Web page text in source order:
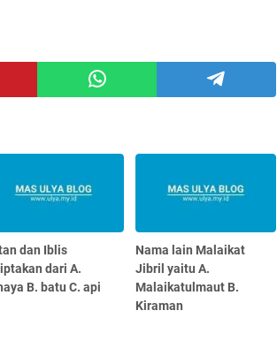
dan Iblis
dari A.
B. batu C. api
Nama lain Malaikat
Jibril yaitu A.
Malaikatulmaut B.
Kiraman